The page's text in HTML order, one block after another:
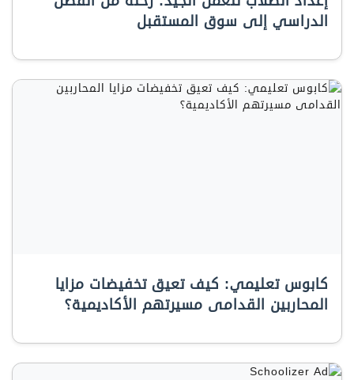
الدراسي إلى سوق المستقبل
كابوس تعليمي: كيف تعيق تخفيضات مزايا
المحاربين القدامى مسيرتهم الأكاديمية؟